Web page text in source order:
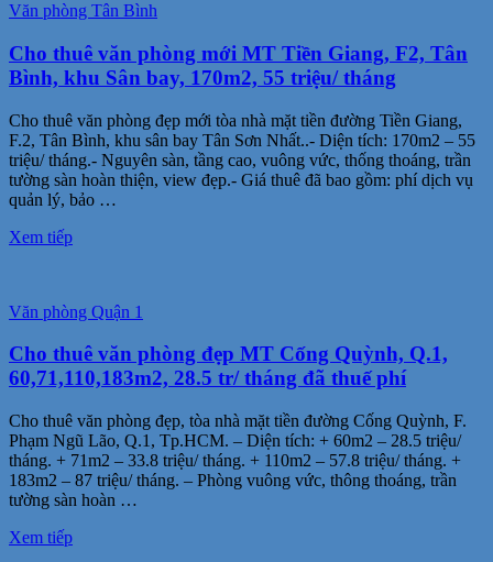
Văn phòng Tân Bình
Cho thuê văn phòng mới MT Tiền Giang, F2, Tân
Bình, khu Sân bay, 170m2, 55 triệu/ tháng
Cho thuê văn phòng đẹp mới tòa nhà mặt tiền đường Tiền Giang,
F.2, Tân Bình, khu sân bay Tân Sơn Nhất..- Diện tích: 170m2 – 55
triệu/ tháng.- Nguyên sàn, tầng cao, vuông vức, thống thoáng, trần
tường sàn hoàn thiện, view đẹp.- Giá thuê đã bao gồm: phí dịch vụ
quản lý, bảo …
Xem tiếp
Văn phòng Quận 1
Cho thuê văn phòng đẹp MT Cống Quỳnh, Q.1,
60,71,110,183m2, 28.5 tr/ tháng đã thuế phí
Cho thuê văn phòng đẹp, tòa nhà mặt tiền đường Cống Quỳnh, F.
Phạm Ngũ Lão, Q.1, Tp.HCM. – Diện tích: + 60m2 – 28.5 triệu/
tháng. + 71m2 – 33.8 triệu/ tháng. + 110m2 – 57.8 triệu/ tháng. +
183m2 – 87 triệu/ tháng. – Phòng vuông vức, thông thoáng, trần
tường sàn hoàn …
Xem tiếp